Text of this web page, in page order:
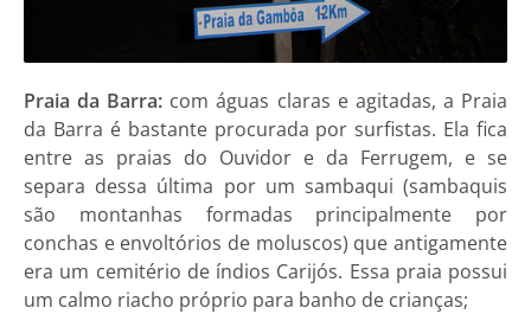
Praia da Barra: com águas claras e agitadas, a Praia
da Barra é bastante procurada por surfistas. Ela fica
entre as praias do Ouvidor e da Ferrugem, e se
separa dessa última por um sambaqui (sambaquis
são montanhas formadas principalmente por
conchas e envoltórios de moluscos) que antigamente
era um cemitério de índios Carijós. Essa praia possui
um calmo riacho próprio para banho de crianças;